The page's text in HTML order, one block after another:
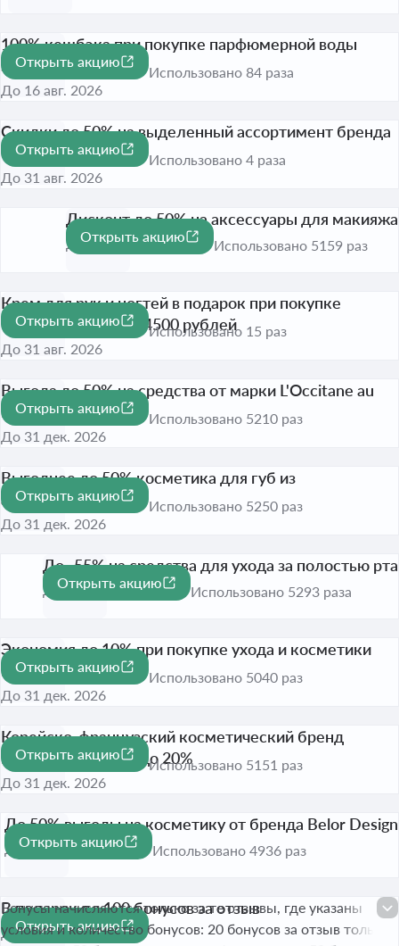
100% кешбэка при покупке парфюмерной воды
SARANGHAEYO
До 16 авг. 2026
Открыть акцию
Использовано 84 раза
-50%
Скидки до 50% на выделенный ассортимент бренда
Green Mama
До 31 авг. 2026
Открыть акцию
Использовано 4 раза
-50%
Дисконт до 50% на аксессуары для макияжа
До 31 дек. 2026
Открыть акцию
Использовано 5159 раз
Крем для рук и ногтей в подарок при покупке
бренда Caudalie на 4500 рублей
До 31 авг. 2026
Открыть акцию
Использовано 15 раз
-50%
Выгода до 50% на средства от марки L'Occitane au
Bresil
До 31 дек. 2026
Открыть акцию
Использовано 5210 раз
-50%
Выгоднее до 50% косметика для губ из
ассортимента
До 31 дек. 2026
Открыть акцию
Использовано 5250 раз
-55%
До -55% на средства для ухода за полостью рта
До 31 дек. 2026
Открыть акцию
Использовано 5293 раза
-10%
Экономия до 10% при покупке ухода и косметики
MISSHA
До 31 дек. 2026
Открыть акцию
Использовано 5040 раз
-20%
Корейско-французский косметический бренд
Erborian выгоднее до 20%
До 31 дек. 2026
Открыть акцию
Использовано 5151 раз
-50%
До 50% выгоды на косметику от бренда Belor Design
До 31 дек. 2026
Открыть акцию
Использовано 4936 раз
В подарок до 100 бонусов за отзыв
До 31 янв. 2027
Бонусы начисляются только за те отзывы, где указаны
условия и количество бонусов: 20 бонусов за отзыв только
Открыть акцию